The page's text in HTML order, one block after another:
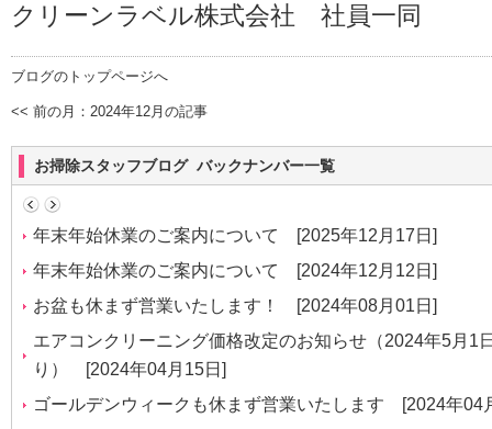
クリーンラベル株式会社 社員一同
ブログのトップページへ
<< 前の月：2024年12月の記事
お掃除スタッフブログ バックナンバー一覧
年末年始休業のご案内について
[2025年12月17日]
年末年始休業のご案内について
[2024年12月12日]
お盆も休まず営業いたします！
[2024年08月01日]
エアコンクリーニング価格改定のお知らせ（2024年5月1
り）
[2024年04月15日]
ゴールデンウィークも休まず営業いたします [2024年04